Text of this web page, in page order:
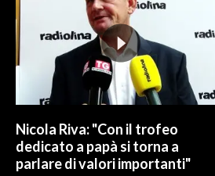
Nicola Riva: "Con il trofeo
dedicato a papà si torna a
parlare di valori importanti"